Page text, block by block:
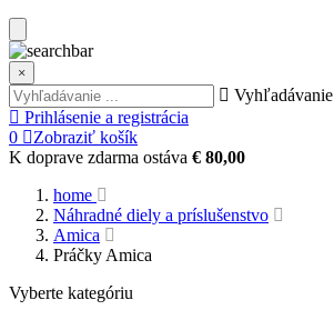
×
Vyhľadávanie
Prihlásenie a registrácia
0
Zobraziť košík
K doprave zdarma ostáva € 80,00
home
Náhradné diely a príslušenstvo
Amica
Práčky Amica
Vyberte kategóriu